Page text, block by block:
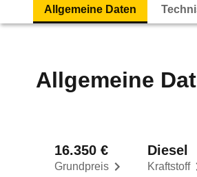
Allgemeine Daten
Allgemeine
Grundpreis
16.350 €
Kraftstoff
Diesel